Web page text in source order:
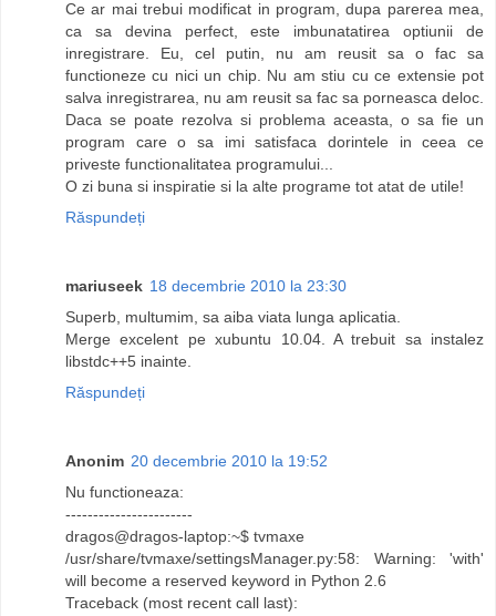
Ce ar mai trebui modificat in program, dupa parerea mea,
ca sa devina perfect, este imbunatatirea optiunii de
inregistrare. Eu, cel putin, nu am reusit sa o fac sa
functioneze cu nici un chip. Nu am stiu cu ce extensie pot
salva inregistrarea, nu am reusit sa fac sa porneasca deloc.
Daca se poate rezolva si problema aceasta, o sa fie un
program care o sa imi satisfaca dorintele in ceea ce
priveste functionalitatea programului...
O zi buna si inspiratie si la alte programe tot atat de utile!
Răspundeți
mariuseek 18 decembrie 2010 la 23:30
Superb, multumim, sa aiba viata lunga aplicatia.
Merge excelent pe xubuntu 10.04. A trebuit sa instalez
libstdc++5 inainte.
Răspundeți
Anonim 20 decembrie 2010 la 19:52
Nu functioneaza:
-----------------------
dragos@dragos-laptop:~$ tvmaxe
/usr/share/tvmaxe/settingsManager.py:58: Warning: 'with'
will become a reserved keyword in Python 2.6
Traceback (most recent call last):